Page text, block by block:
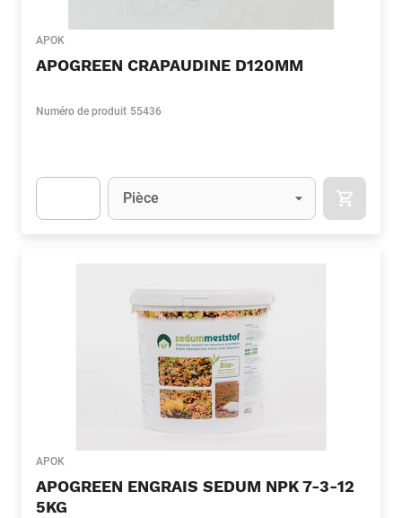
APOK
APOGREEN CRAPAUDINE D120MM
Numéro de produit 55436
Unité
Pièce
APOK
APOGREEN ENGRAIS SEDUM NPK 7-3-12
5KG